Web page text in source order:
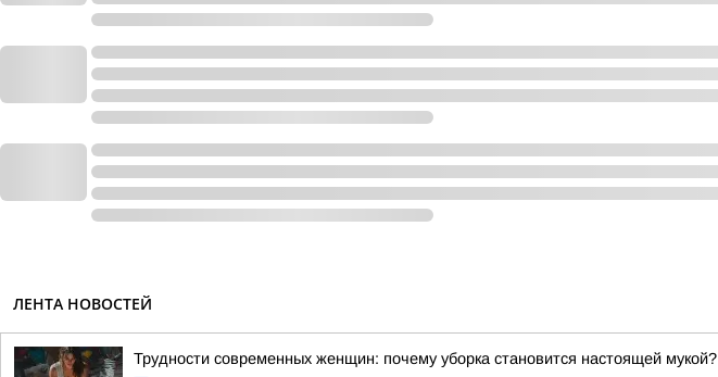
ЛЕНТА НОВОСТЕЙ
Трудности современных женщин: почему уборка становится настоящей мукой?